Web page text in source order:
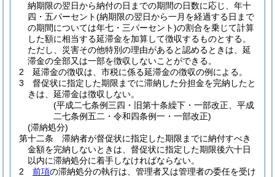
納期限の翌日から納付の日までの期間の日数に応じ、年十
四・五パーセント(納期限の翌日から一月を経過する日まで
の期間については年七・三パーセント)の割合を乗じて計算
した額に相当する延滞金を加算して徴収するものとする。
ただし、災害その他特別の理由があると認めるときは、延
滞金の全部又は一部を徴収しないことができる。
2
延滞金の徴収は、市税に係る延滞金の徴収の例による。
3
督促状に指定した期限までに滞納した分担金を完納したと
きは、延滞金は徴収しない。
(平成二七条例三四・旧第十条繰下・一部改正、平成
二七条例五二・令和四条例一・一部改正)
(滞納処分)
第十二条
滞納者が督促状に指定した期限までに納付すべき
金額を完納しないときは、督促状に指定した期限後六十日
以内に滞納処分に着手しなければならない。
2
前項の滞納処分の執行は、管理者又は管理者の委任を受け